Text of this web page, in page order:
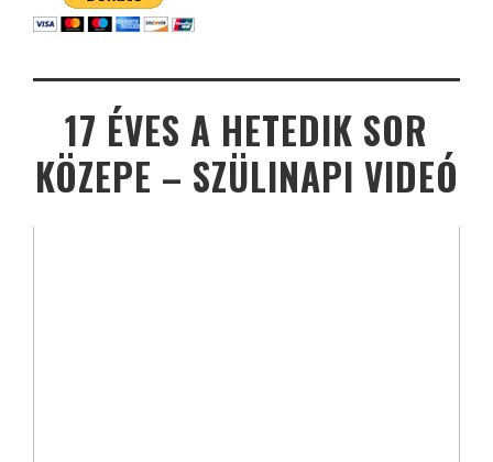
17 ÉVES A HETEDIK SOR
KÖZEPE – SZÜLINAPI VIDEÓ